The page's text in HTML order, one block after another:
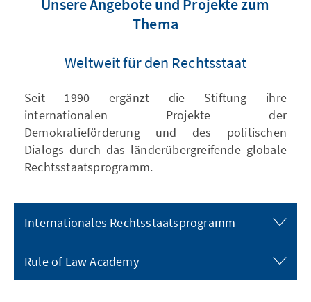
Unsere Angebote und Projekte zum
Thema
Weltweit für den Rechtsstaat
Seit 1990 ergänzt die Stiftung ihre
internationalen Projekte der
Demokratieförderung und des politischen
Dialogs durch das länderübergreifende globale
Rechtsstaatsprogramm.
Internationales Rechtsstaatsprogramm
Rule of Law Academy